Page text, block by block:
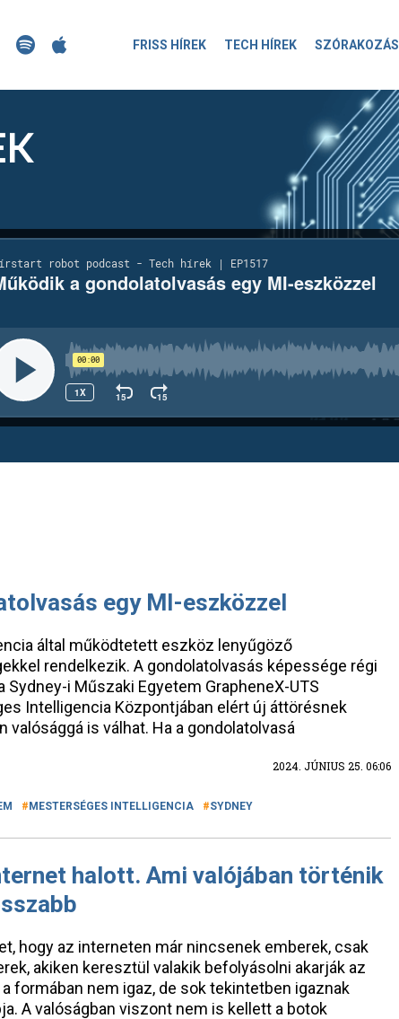
FRISS HÍREK TECH HÍREK SZÓRAKOZÁS
egy MI-eszközzel
által működtetett eszköz lenyűgöző
rendelkezik. A gondolatolvasás képessége régi
Sydney-i Műszaki Egyetem GrapheneX-UTS
Intelligencia Központjában elért új áttörésnek
valósággá is válhat. Ha a gondolatolvasá
2024. JÚNIUS 25. 06:06
MESTERSÉGES INTELLIGENCIA SYDNEY
halott. Ami valójában történik
hogy az interneten már nincsenek emberek, csak
akiken keresztül valakik befolyásolni akarják az
formában nem igaz, de sok tekintetben igaznak
A valóságban viszont nem is kellett a botok